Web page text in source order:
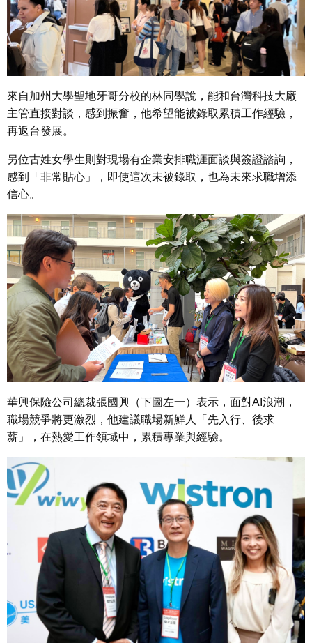
來自加州大學聖地牙哥分校的林同學說，能和台灣科技大廠
主管直接對談，感到振奮，他希望能被錄取累積工作經驗，
再返台發展。
另位古姓女學生則對現場有企業安排職涯面談與簽證諮詢，
感到「非常貼心」，即使這次未被錄取，也為未來求職增添
信心。
華興保險公司總裁張國興（下圖左一）表示，面對AI浪潮，
職場競爭將更激烈，他建議職場新鮮人「先入行、後求
薪」，在熱愛工作領域中，累積專業與經驗。